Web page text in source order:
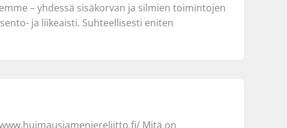
– yhdessä sisäkorvan ja silmien toimintojen
ja liikeaisti. Suhteellisesti eniten
Mitä on